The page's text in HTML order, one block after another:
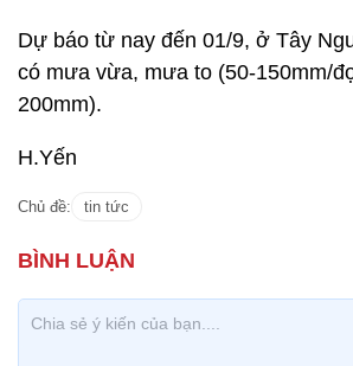
Dự báo từ nay đến 01/9, ở Tây
có mưa vừa, mưa to (50-150mm/
200mm).
H.Yến
Chủ đề: tin tức